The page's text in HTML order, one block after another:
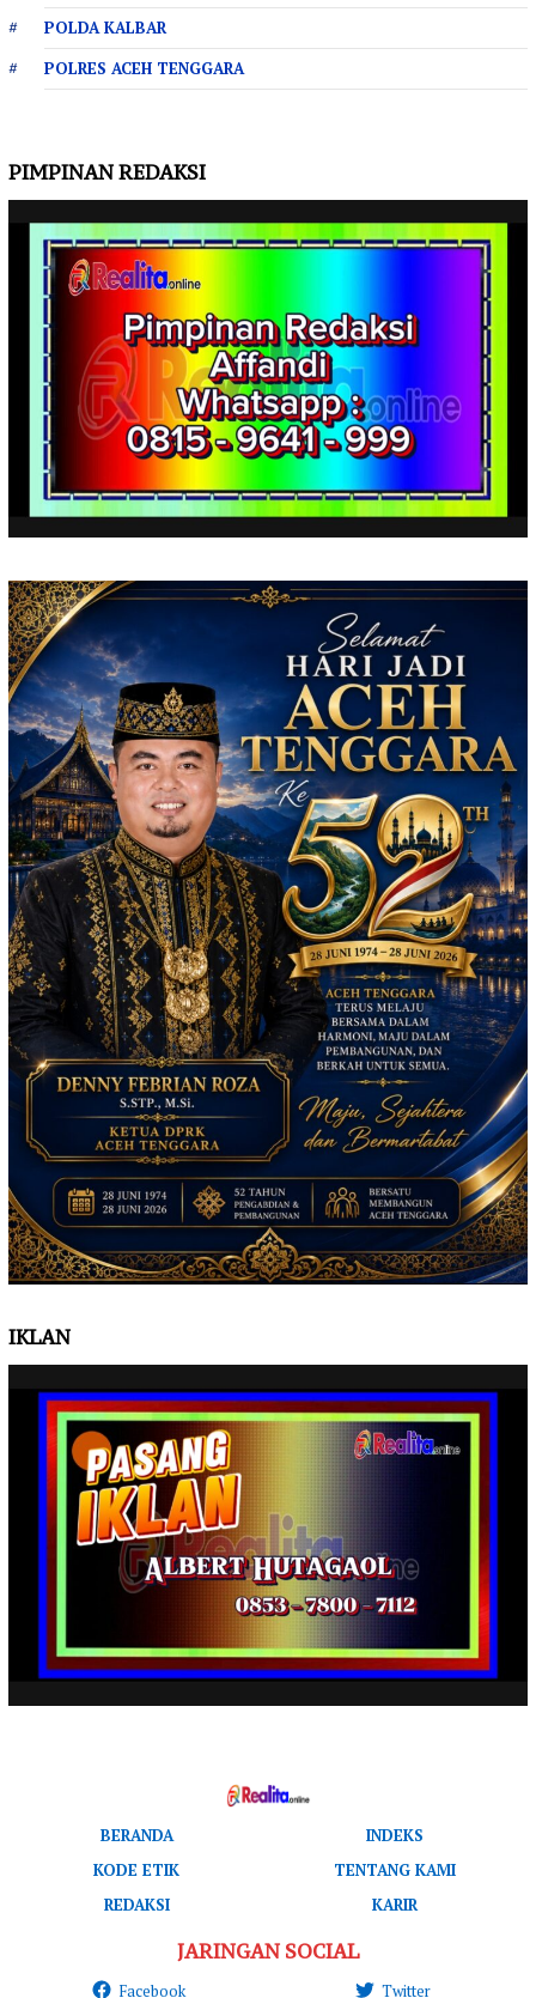
POLDA KALBAR
POLRES ACEH TENGGARA
PIMPINAN REDAKSI
IKLAN
BERANDA
INDEKS
KODE ETIK
TENTANG KAMI
REDAKSI
KARIR
JARINGAN SOCIAL
Facebook Twitter